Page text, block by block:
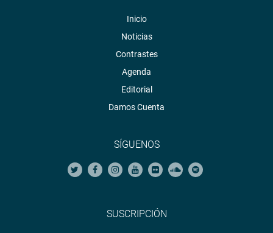
Inicio
Noticias
Contrastes
Agenda
Editorial
Damos Cuenta
SÍGUENOS
SUSCRIPCIÓN